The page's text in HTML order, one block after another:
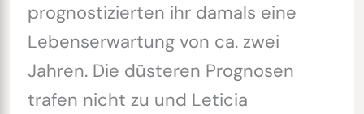
prognostizierten ihr damals eine
Lebenserwartung von ca. zwei
Jahren. Die düsteren Prognosen
trafen nicht zu und Leticia